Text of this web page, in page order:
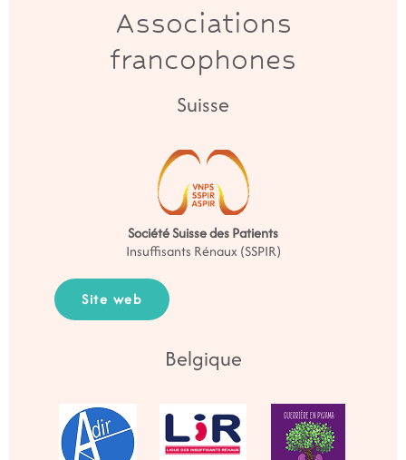
Associations
francophones
Suisse
Société Suisse des Patients
Insuffisants Rénaux (SSPIR)
Site web
Belgique